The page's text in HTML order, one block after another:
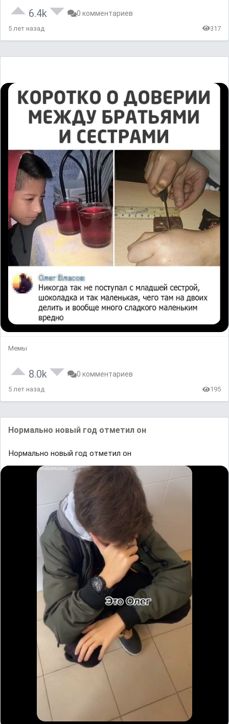
6.4k 0 комментариев
5 лет назад 317
Мемы
8.0k 0 комментариев
5 лет назад 195
Нормально новый год отметил он
Нормально новый год отметил он